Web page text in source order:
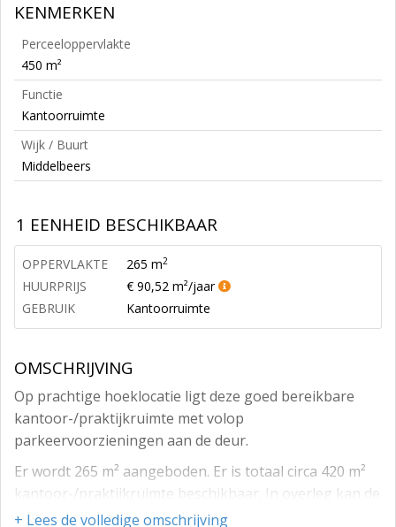
KENMERKEN
Perceeloppervlakte
450 m²
Functie
Kantoorruimte
Wijk / Buurt
Middelbeers
1 EENHEID BESCHIKBAAR
OPPERVLAKTE 265 m2
HUURPRIJS
€ 90,52 m²/jaar
GEBRUIK
Kantoorruimte
OMSCHRIJVING
Op prachtige hoeklocatie ligt deze goed bereikbare
kantoor-/praktijkruimte met volop
parkeervoorzieningen aan de deur.
Er wordt 265 m² aangeboden. Er is totaal circa 420 m²
kantoor-/praktijkruimte beschikbaar. In overleg kan de
gewenste oppervlakte worden gehuurd. Eventueel kan
+ Lees de volledige omschrijving